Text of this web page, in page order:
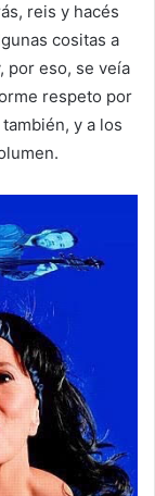
reis y hacés
cositas a
por eso, se veía
respeto por
y a los